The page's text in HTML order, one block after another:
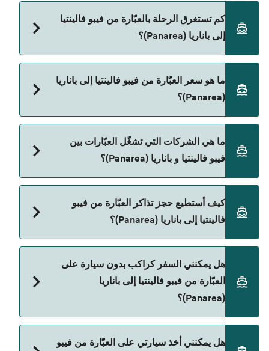
كم تستغرق الرحلة بالعبّارة من فيبو فالينتيا
إلى باناريا (Panarea)؟
تقريباً 2 ساعات 5 دقائق. مدة الإبحار ممكن تختلف حسب
الموسم والشركة، لذلك ننصحك بمراجعة الأوقات
المباشرة باستخدام Direct Ferries Deal Finder.
ما هو سعر العبّارة من فيبو فالينتيا إلى باناريا
(Panarea)؟
حسب الموسم. متوسط سعر الرحلة هو 538٫26
ما هي الشركات التي تشغّل العبّارات بين
فيبو فالينتيا و باناريا (Panarea)؟
للعبّارة من فيبو فالينتيا إلى باناريا (Panarea).
كيف أستطيع حجز تذاكر العبّارة من فيبو
فالينتيا إلى باناريا (Panarea)؟
صفحة العروض لمعرفة أحدث التخفيضات.
هل يمكنني السفر كراكب بدون سيارة على
العبّارة من فيبو فالينتيا إلى باناريا
(Panarea)؟
نعم، يمكنك السفر كراكب بدون سيارة من فيبو فالينتيا
هل يمكنني أخذ سيارتي على العبّارة من فيبو